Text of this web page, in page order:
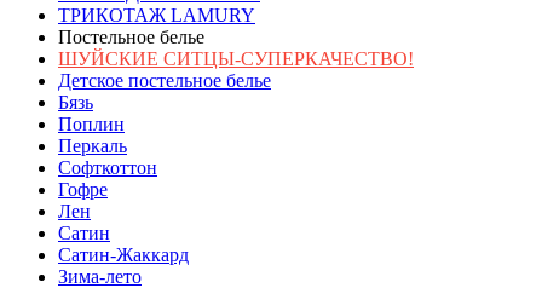
ТРИКОТАЖ LAMURY
Постельное белье
ШУЙСКИЕ СИТЦЫ-СУПЕРКАЧЕСТВО!
Детское постельное белье
Бязь
Поплин
Перкаль
Софткоттон
Гофре
Лен
Сатин
Сатин-Жаккард
Зима-лето